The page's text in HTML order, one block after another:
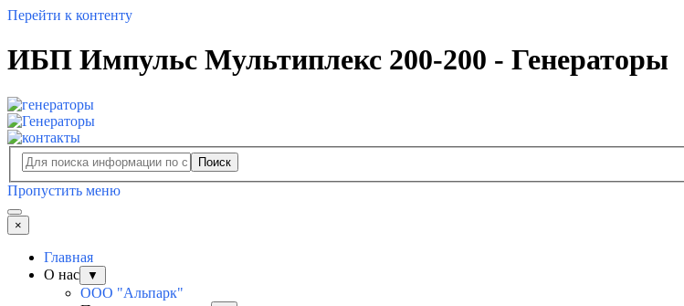
Перейти к контенту
ИБП Импульс Мультиплекс 200-200 - Генераторы
Поиск
Пропустить меню
×
Главная
О нас
▼
ООО "Альпарк"